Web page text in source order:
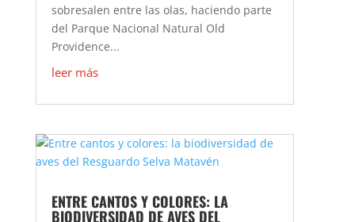
sobresalen entre las olas, haciendo parte
del Parque Nacional Natural Old
Providence...
leer más
ENTRE CANTOS Y COLORES: LA
BIODIVERSIDAD DE AVES DEL